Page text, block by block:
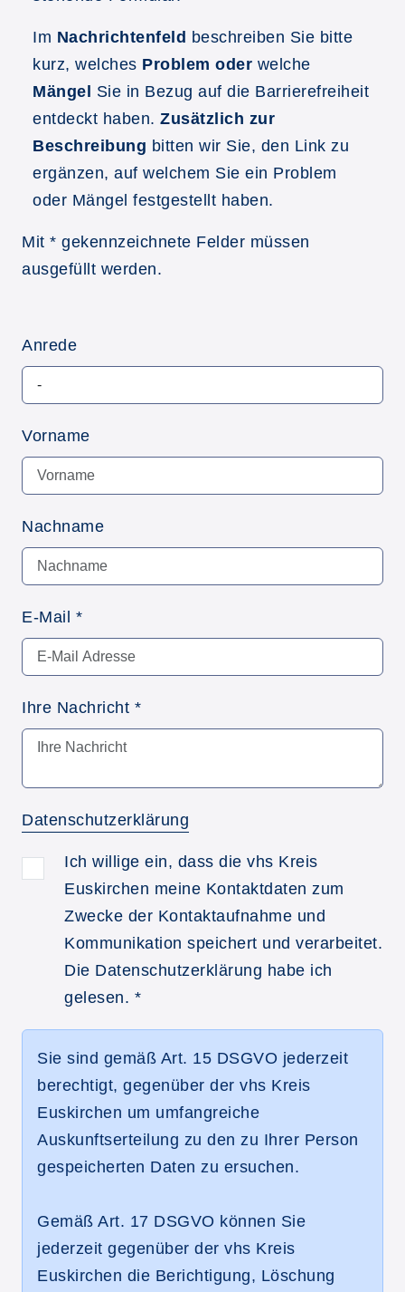
Im Nachrichtenfeld beschreiben Sie bitte
kurz, welches Problem oder welche
Mängel Sie in Bezug auf die Barrierefreiheit
entdeckt haben. Zusätzlich zur
Beschreibung bitten wir Sie, den Link zu
ergänzen, auf welchem Sie ein Problem
oder Mängel festgestellt haben.
Mit * gekennzeichnete Felder müssen
ausgefüllt werden.
Anrede
Vorname
Nachname
E-Mail *
Ihre Nachricht *
Datenschutzerklärung
Ich willige ein, dass die vhs Kreis
Euskirchen meine Kontaktdaten zum
Zwecke der Kontaktaufnahme und
Kommunikation speichert und verarbeitet.
Die Datenschutzerklärung habe ich
gelesen. *
Sie sind gemäß Art. 15 DSGVO jederzeit
berechtigt, gegenüber der vhs Kreis
Euskirchen um umfangreiche
Auskunftserteilung zu den zu Ihrer Person
gespeicherten Daten zu ersuchen.
Gemäß Art. 17 DSGVO können Sie
jederzeit gegenüber der vhs Kreis
Euskirchen die Berichtigung, Löschung